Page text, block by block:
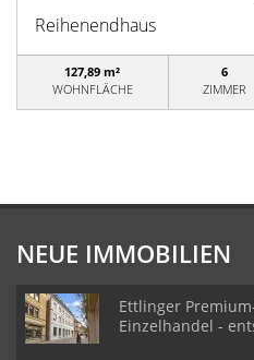
Reihenendhaus
127,89 m²
WOHNFLÄCHE
6
ZIMMER
NEUE IMMOBILIEN
Ettlinger
Einzelhandel -